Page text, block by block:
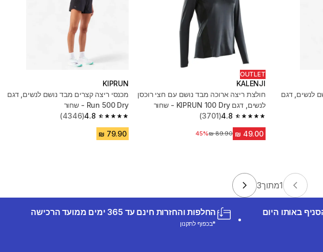
מכנסי ריצה קצרים מבד נושם לנשים, דגם
OUTLET
KALENJI
חולצת ריצה ארוכה מבד נושם עם חצי רוכסן
לנשים, דגם KIPRUN 100 Dry - שחור
4.8
4.8 out of 5 stars from 3701 reviews
(3701)
מחיר לפני הנחה‏89.90 ₪
45%
KIPRUN
מכנסי ריצה קצרים מבד נושם לנשים, דגם
Run 500 Dry - שחור
4.8
4.8 out of 5 stars from 4346 reviews
(4346)
1מתוך3
באותו היום החלפות והחזרות חינם עד 365 ימים ממועד הרכישה
*בכפוף לתקנון